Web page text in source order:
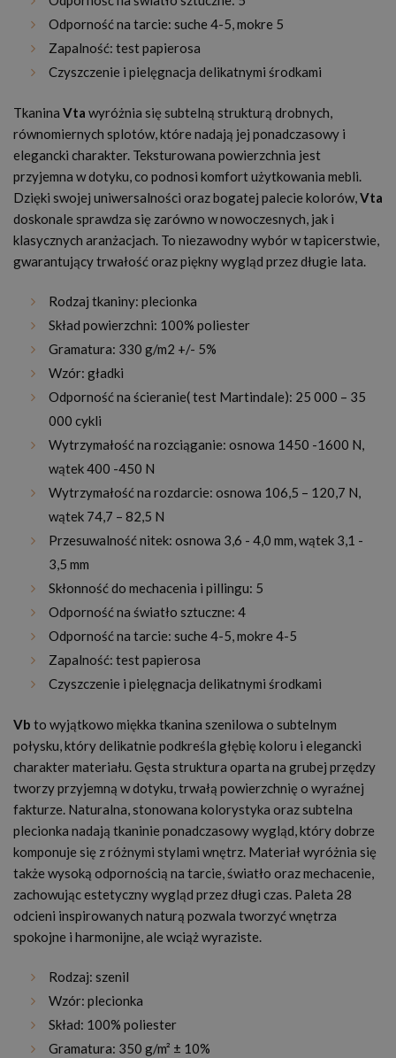
Odporność na tarcie: suche 4-5, mokre 5
Zapalność: test papierosa
Czyszczenie i pielęgnacja delikatnymi środkami
Tkanina Vta wyróżnia się subtelną strukturą drobnych,
równomiernych splotów, które nadają jej ponadczasowy i
elegancki charakter. Teksturowana powierzchnia jest
przyjemna w dotyku, co podnosi komfort użytkowania mebli.
Dzięki swojej uniwersalności oraz bogatej palecie kolorów,Vta
doskonale sprawdza się zarówno w nowoczesnych, jak i
klasycznych aranżacjach. To niezawodny wybór w tapicerstwie,
gwarantujący trwałość oraz piękny wygląd przez długie lata.
Rodzaj tkaniny: plecionka
Skład powierzchni: 100% poliester
Gramatura: 330 g/m2 +/- 5%
Wzór: gładki
Odporność na ścieranie( test Martindale): 25 000 – 35
000 cykli
Wytrzymałość na rozciąganie: osnowa 1450 -1600 N,
wątek 400 -450 N
Wytrzymałość na rozdarcie: osnowa 106,5 – 120,7 N,
wątek 74,7 – 82,5 N
Przesuwalność nitek: osnowa 3,6 - 4,0 mm, wątek 3,1 -
3,5 mm
Skłonność do mechacenia i pillingu: 5
Odporność na światło sztuczne: 4
Odporność na tarcie: suche 4-5, mokre 4-5
Zapalność: test papierosa
Czyszczenie i pielęgnacja delikatnymi środkami
Vb to wyjątkowo miękka tkanina szenilowa o subtelnym
połysku, który delikatnie podkreśla głębię koloru i elegancki
charakter materiału. Gęsta struktura oparta na grubej przędzy
tworzy przyjemną w dotyku, trwałą powierzchnię o wyraźnej
fakturze. Naturalna, stonowana kolorystyka oraz subtelna
plecionka nadają tkaninie ponadczasowy wygląd, który dobrze
komponuje się z różnymi stylami wnętrz. Materiał wyróżnia się
także wysoką odpornością na tarcie, światło oraz mechacenie,
zachowując estetyczny wygląd przez długi czas. Paleta 28
odcieni inspirowanych naturą pozwala tworzyć wnętrza
spokojne i harmonijne, ale wciąż wyraziste.
Rodzaj: szenil
Wzór: plecionka
Skład: 100% poliester
Gramatura: 350 g/m² ± 10%